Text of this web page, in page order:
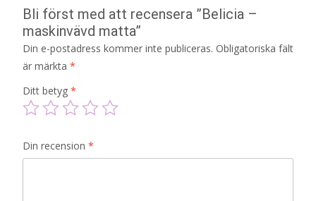
Bli först med att recensera ”Belicia –
maskinvävd matta”
Din e-postadress kommer inte publiceras. Obligatoriska fält
är märkta *
Ditt betyg *
Din recension *